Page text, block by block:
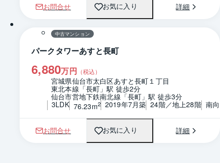
お問合せ お気に入り 詳細
1 / 0 間取り
中古マンション
パークタワーあすと長町
6,880万円 （税込）
宮城県仙台市太白区あすと長町１丁目
東北本線「長町」駅 徒歩2分
仙台市営地下鉄南北線「長町」駅 徒歩3分
3LDK 76.23m2 2019年7月築 24階／地上28階 南
お問合せ お気に入り 詳細